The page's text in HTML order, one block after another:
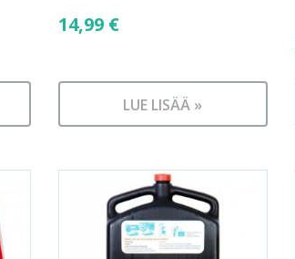
14,99 €
LUE LISÄÄ »